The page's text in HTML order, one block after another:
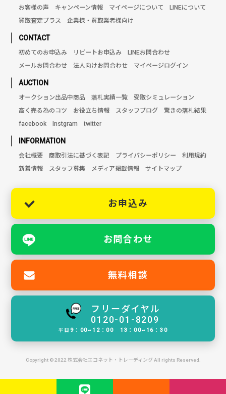
お客様の声
キャンペーン情報 マイページについて
LINEについて
買取査定プラス
企業様・買取業者様向け
CONTACT
初めてのお申込み リピートお申込み
LINEお問合わせ
メールお問合わせ
法人向けお問合わせ マイページログイン
AUCTION
オークション出品中商品 落札実績一覧
受取シミュレーション
高く売る為のコツ
お役立ち情報 スタッフブログ
驚きの落札結果
facebook
Instgram twitter
INFORMATION
会社概要 商取引法に基づく表記 プライバシーポリシー
利用規約
新着情報
スタッフ募集 メディア掲載情報 サイトマップ
お申込み
お問合わせ
無料相談
フリーダイヤル
0120-01-8209
平日9：00~12：00 13：00~16：30
Copyright © 2022 株式会社エコネット・トレーディング All rights Reserved.